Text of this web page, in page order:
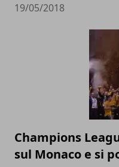
19/05/2018
Champions
sul Monaco e si